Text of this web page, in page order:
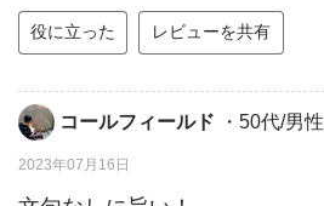
役に立った レビューを共有
コールフィールド ・50代/男性
2023年07月16日